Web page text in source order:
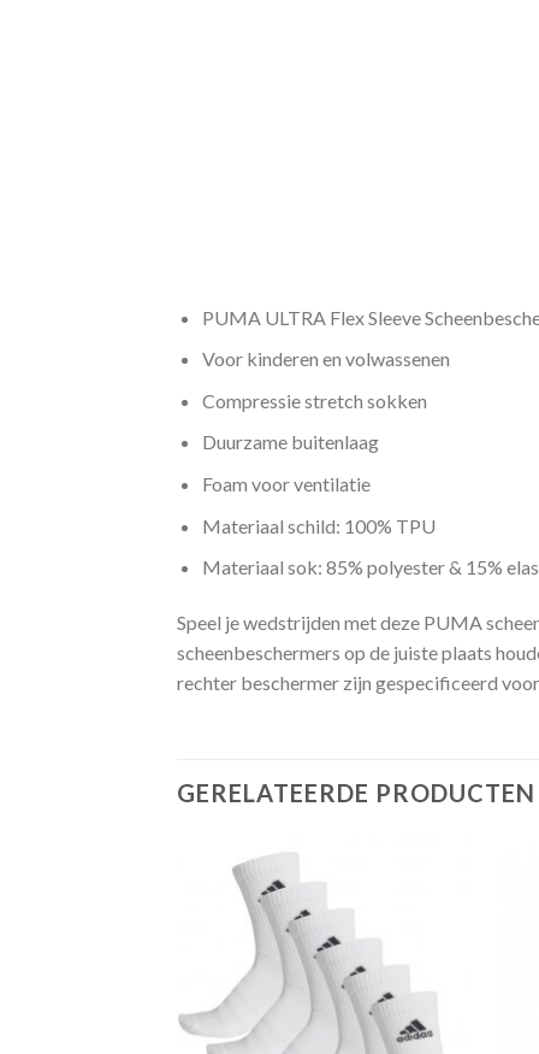
PUMA ULTRA Flex Sleeve
Voor kinderen en volwassenen
Compressie stretch sokken
Duurzame buitenlaag
Foam voor ventilatie
Materiaal schild: 100% TPU
Materiaal sok: 85% polyester & 15%
Speel je wedstrijden met deze PUMA
scheenbeschermers op de juiste plaats
rechter beschermer zijn gespecificeerd
GERELATEERDE PRODUCTEN